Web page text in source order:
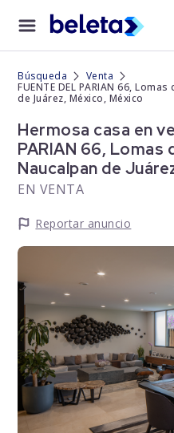
Búsqueda
Venta
FUENTE DEL PARIAN 66,
de Juárez, México, México
Hermosa casa en
PARIAN 66, Lomas
Naucalpan de
EN VENTA
Reportar anuncio